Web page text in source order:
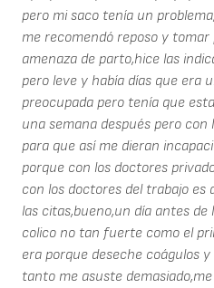
pero mi saco tenía un
me recomendó reposo y
amenaza de parto,hice las
pero leve y había días que era
preocupada pero tenía que
una semana después pero
para que así me dieran
porque con los doctores
con los doctores del trabajo
las citas,bueno,un día antes
colico no tan fuerte como el
era porque deseche coágulos
tanto me asuste